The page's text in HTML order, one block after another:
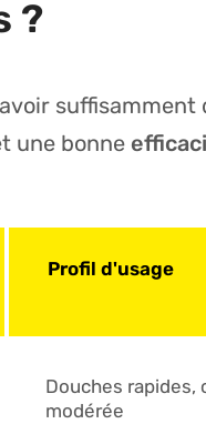
?
suffisamment
une bonne
Profil d'usage
Douches rapides,
modérée